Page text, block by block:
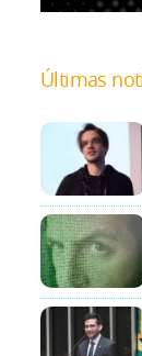
Últimas